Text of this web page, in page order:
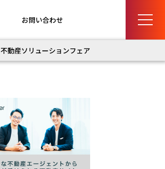
お問い合わせ
不動産ソリューションフェア